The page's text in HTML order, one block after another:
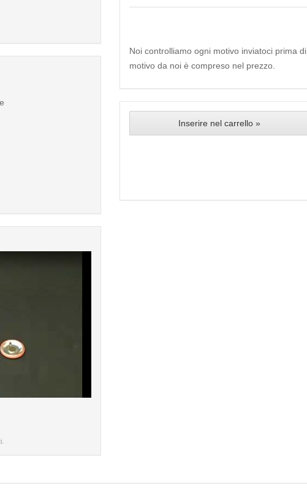
Noi controlliamo ogni motivo inviatoci prima
motivo da noi è compreso nel prezzo.
Inserire nel carrello »